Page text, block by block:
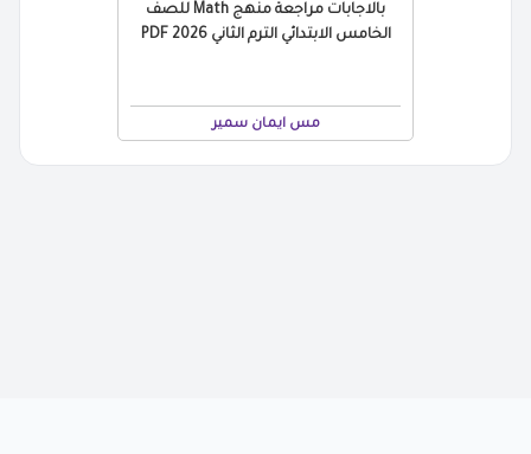
بالاجابات مراجعة منهج Math للصف
الخامس الابتدائي الترم الثاني 2026 PDF
مس ايمان سمير